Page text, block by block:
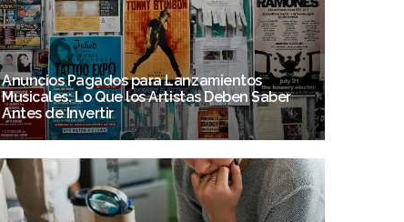
Anuncios Pagados para Lanzamientos
Musicales: Lo Que los Artistas Deben Saber
Antes de Invertir